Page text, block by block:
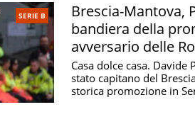
SERIE B
Brescia-Mantova,
bandiera della
avversario delle
speciale di Re
Casa dolce casa. Davide
stato capitano del
storica promozione in